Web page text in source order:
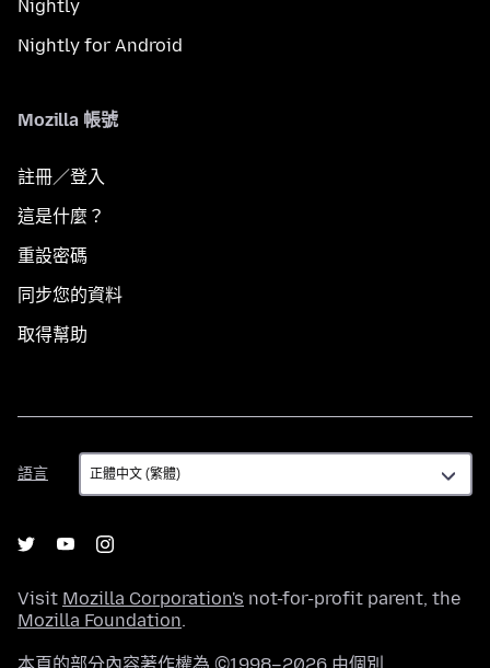
Nightly
Nightly for Android
Mozilla 帳號
註冊／登入
這是什麼？
重設密碼
同步您的資料
取得幫助
語言
語
言
Visit Mozilla Corporation's not-for-profit parent, the
Mozilla Foundation.